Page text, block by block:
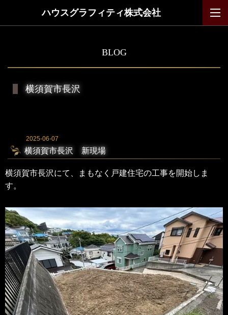
ハウスグラフィティ株式会社
BLOG
横須賀市長沢
2025-06-07
横須賀市長沢 新現場
横須賀市長沢にて、まもなく戸建住宅の工事を開始しま
す。